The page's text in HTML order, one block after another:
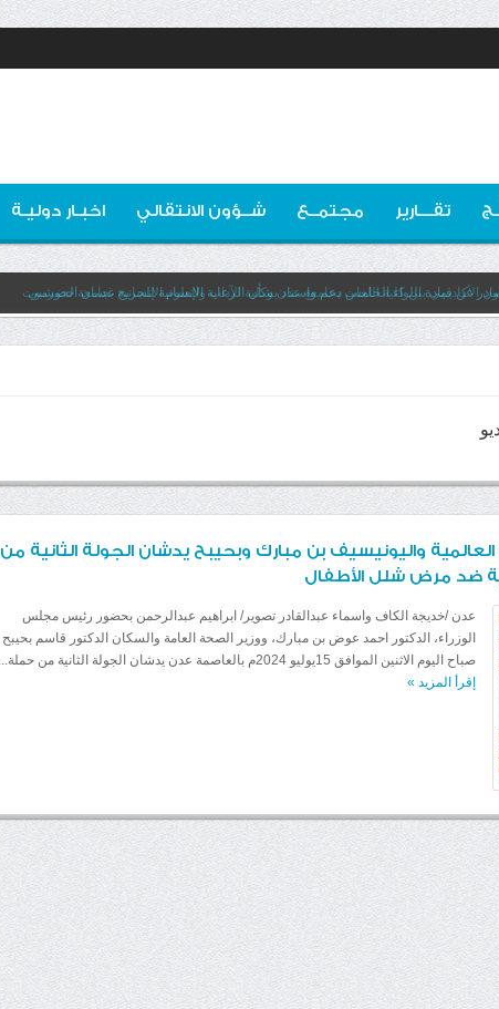
تقـــارير مجتمــع شــؤون الانتقالي اخبـار دوليـة
عن قيادة اللواء الخامس دعم وإسناد بشأن الرعاية الإنسانية للجريح غسان الحوشبي
واليونيسيف بن مبارك وبحيبح يدشان الجولة الثانية من
ضد مرض شلل الأطفال
عدن /خديجة الكاف واسماء عبدالقادر تصوير/ ابراهيم عبدالرحمن بحضور رئيس مجلس
الوزراء، الدكتور احمد عوض بن مبارك، ووزير الصحة العامة والسكان الدكتور قاسم بحيبح
صباح اليوم الاثنين الموافق 15يوليو 2024م بالعاصمة عدن يدشان الجولة الثانية من حملة...
إقرأ المزيد »